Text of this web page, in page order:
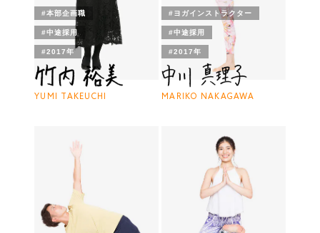
YUMI TAKEUCHI
#本部企画職
#中途採用
#2017年
MARIKO NAKAGAWA
#ヨガインストラクター
#中途採用
#2017年